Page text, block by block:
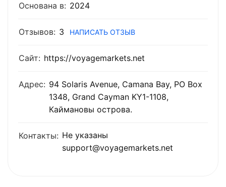
Основана в: 2024
Отзывов: 3 НАПИСАТЬ ОТЗЫВ
Сайт: https://voyagemarkets.net
Адрес: 94 Solaris Avenue, Camana Bay, PO Box
1348, Grand Cayman KY1-1108,
Каймановы острова.
Контакты: Не указаны
support@voyagemarkets.net